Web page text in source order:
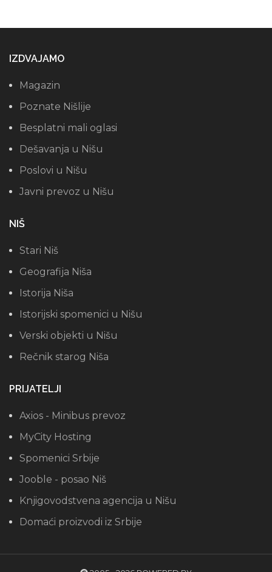
IZDVAJAMO
Magazin
Poznate Nišlije
Besplatni mali oglasi
Dešavanja u Nišu
Poslovi u Nišu
Javni prevoz u Nišu
NIŠ
Stari Niš
Geografija Niša
Istorija Niša
Istorijski spomenici u Nišu
Verski objekti u Nišu
Rečnik starog Niša
PRIJATELJI
Axios - Minibus prevoz
MyCity Hosting
Spomenici Srbije
Jooble - posao Niš
Knjigovodstvena agencija u Nišu
Domaći proizvodi iz Srbije